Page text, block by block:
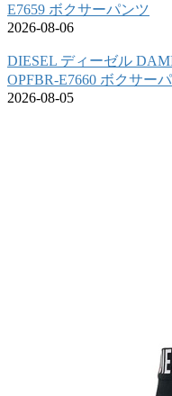
E7659 ボクサーパンツ
2026-08-06
DIESEL ディーゼル
OPFBR-E7660 ボクサー
2026-08-05